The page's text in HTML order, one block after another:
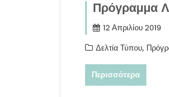
Πρόγραμμα
12 Απριλίου 2019
Δελτία Τύπου,
Περισσότερα